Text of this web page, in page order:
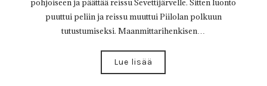
puuttui peliin ja reissu muuttui Piilolan polkuun
tutustumiseksi. Maanmittarihenkisen…
Lue lisää